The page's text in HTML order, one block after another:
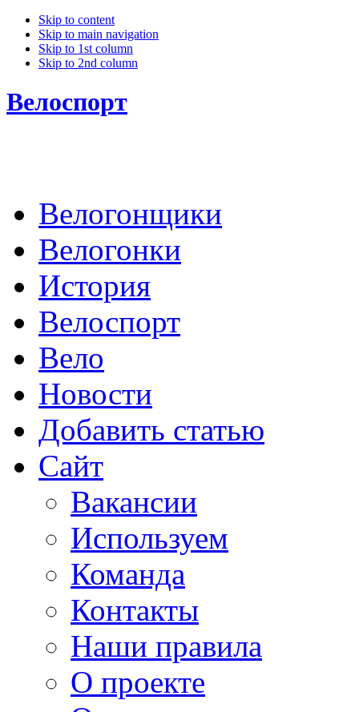
Skip to content
Skip to main navigation
Skip to 1st column
Skip to 2nd column
Велоспорт
Велогонщики
Велогонки
История
Велоспорт
Вело
Новости
Добавить статью
Сайт
Вакансии
Используем
Команда
Контакты
Наши правила
О проекте